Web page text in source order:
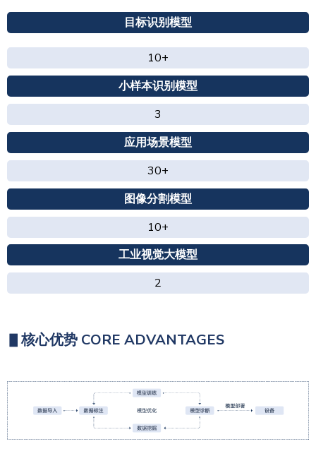
目标识别模型
10+
小样本识别模型
3
应用场景模型
30+
图像分割模型
10+
工业视觉大模型
2
▋核心优势 CORE ADVANTAGES